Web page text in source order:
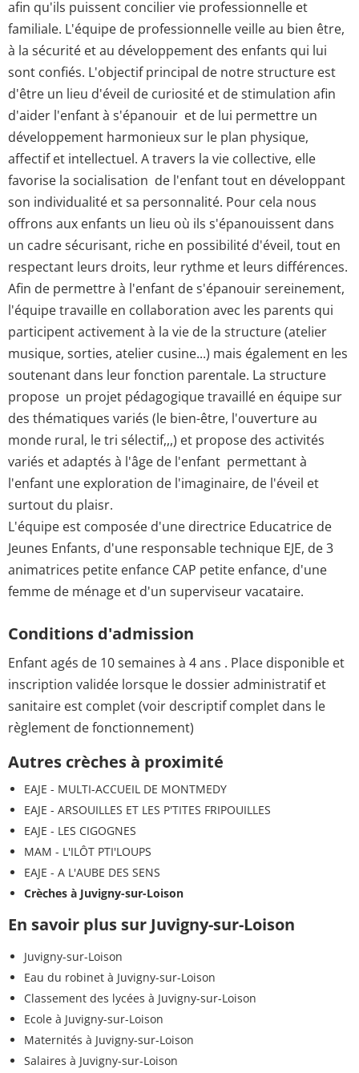
afin qu'ils puissent concilier vie professionnelle et
familiale. L'équipe de professionnelle veille au bien être,
à la sécurité et au développement des enfants qui lui
sont confiés. L'objectif principal de notre structure est
d'être un lieu d'éveil de curiosité et de stimulation afin
d'aider l'enfant à s'épanouir et de lui permettre un
développement harmonieux sur le plan physique,
affectif et intellectuel. A travers la vie collective, elle
favorise la socialisation de l'enfant tout en développant
son individualité et sa personnalité. Pour cela nous
offrons aux enfants un lieu où ils s'épanouissent dans
un cadre sécurisant, riche en possibilité d'éveil, tout en
respectant leurs droits, leur rythme et leurs différences.
Afin de permettre à l'enfant de s'épanouir sereinement,
l'équipe travaille en collaboration avec les parents qui
participent activement à la vie de la structure (atelier
musique, sorties, atelier cusine...) mais également en les
soutenant dans leur fonction parentale. La structure
propose un projet pédagogique travaillé en équipe sur
des thématiques variés (le bien-être, l'ouverture au
monde rural, le tri sélectif,,,) et propose des activités
variés et adaptés à l'âge de l'enfant permettant à
l'enfant une exploration de l'imaginaire, de l'éveil et
surtout du plaisr.
L'équipe est composée d'une directrice Educatrice de
Jeunes Enfants, d'une responsable technique EJE, de 3
animatrices petite enfance CAP petite enfance, d'une
femme de ménage et d'un superviseur vacataire.
Conditions d'admission
Enfant agés de 10 semaines à 4 ans . Place disponible et
inscription validée lorsque le dossier administratif et
sanitaire est complet (voir descriptif complet dans le
règlement de fonctionnement)
Autres crèches à proximité
EAJE - MULTI-ACCUEIL DE MONTMEDY
EAJE - ARSOUILLES ET LES P'TITES FRIPOUILLES
EAJE - LES CIGOGNES
MAM - L'ILÔT PTI'LOUPS
EAJE - A L'AUBE DES SENS
Crèches à Juvigny-sur-Loison
En savoir plus sur Juvigny-sur-Loison
Juvigny-sur-Loison
Eau du robinet à Juvigny-sur-Loison
Classement des lycées à Juvigny-sur-Loison
Ecole à Juvigny-sur-Loison
Maternités à Juvigny-sur-Loison
Salaires à Juvigny-sur-Loison